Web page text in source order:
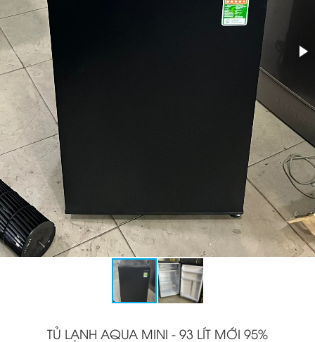
TỦ LẠNH AQUA MINI - 93 LÍT MỚI 95%